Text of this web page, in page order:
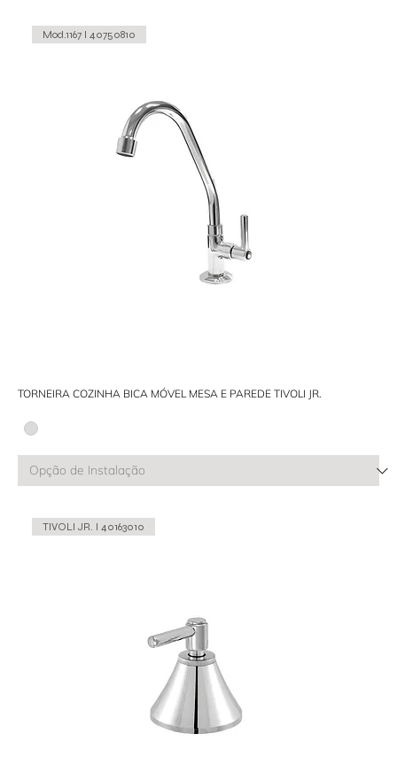
Mod.1167 I 40750810
TORNEIRA COZINHA BICA MÓVEL MESA E PAREDE TIVOLI JR.
TIVOLI JR. l 40163010